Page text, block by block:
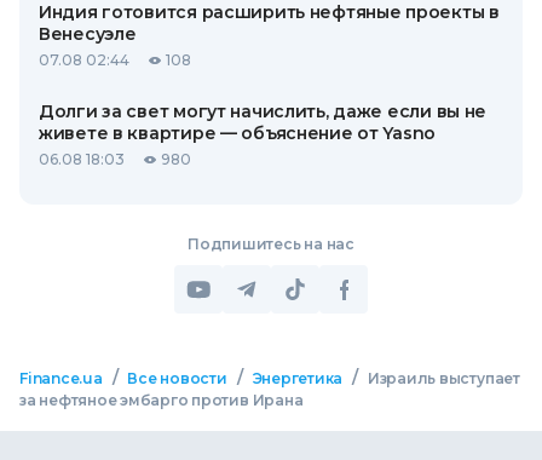
Индия готовится расширить нефтяные проекты в
Венесуэле
07.08 02:44 108
Долги за свет могут начислить, даже если вы не
живете в квартире — объяснение от Yasno
06.08 18:03 980
Подпишитесь на нас
Finance.ua / Все новости / Энергетика /
Израиль выступает
за нефтяное эмбарго против Ирана